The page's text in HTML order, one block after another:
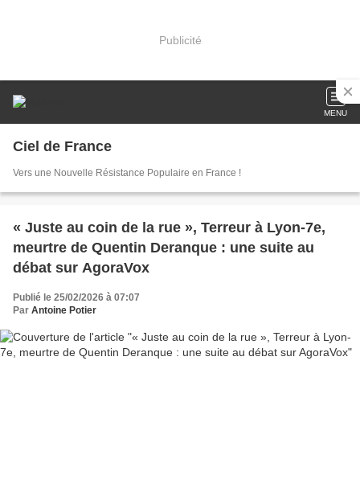
Publicité
MENU
Ciel de France
Vers une Nouvelle Résistance Populaire en France !
« Juste au coin de la rue », Terreur à Lyon-7e,
meurtre de Quentin Deranque : une suite au
débat sur AgoraVox
Publié le 25/02/2026 à 07:07
Par Antoine Potier